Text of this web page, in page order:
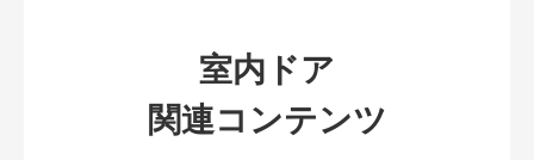
室内ドア
関連コンテンツ